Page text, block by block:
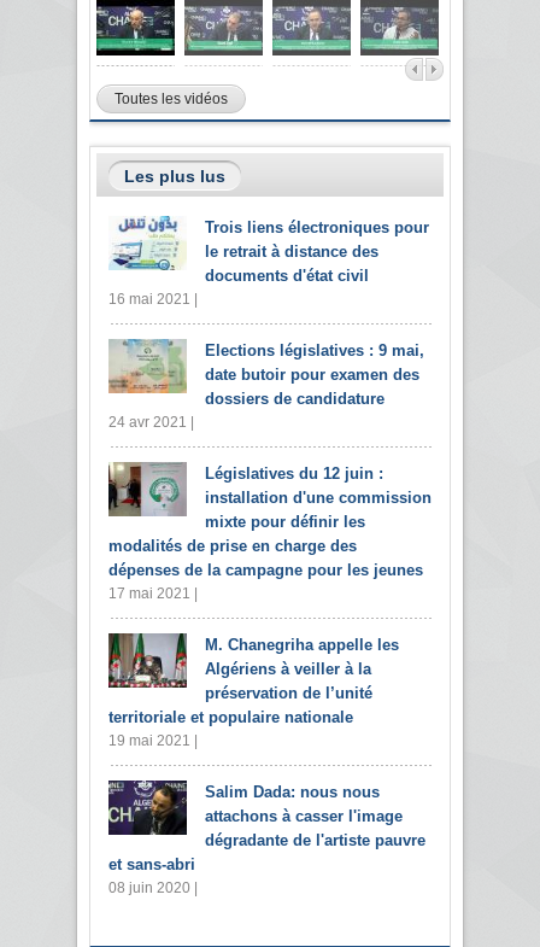
Toutes les vidéos
Les plus lus
Trois liens électroniques pour
le retrait à distance des
documents d'état civil
16 mai 2021 |
Elections législatives : 9 mai,
date butoir pour examen des
dossiers de candidature
24 avr 2021 |
Législatives du 12 juin :
installation d'une commission
mixte pour définir les
modalités de prise en charge des
dépenses de la campagne pour les jeunes
17 mai 2021 |
M. Chanegriha appelle les
Algériens à veiller à la
préservation de l’unité
territoriale et populaire nationale
19 mai 2021 |
Salim Dada: nous nous
attachons à casser l'image
dégradante de l'artiste pauvre
et sans-abri
08 juin 2020 |